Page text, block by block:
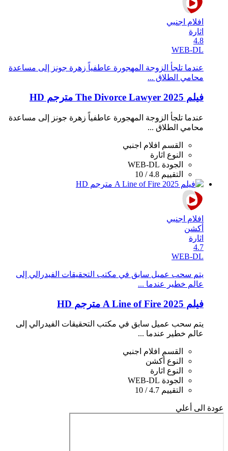
افلام اجنبي
اثارة
4.8
WEB-DL
عندما تلجأ الزوجة المهجورة عاطفياً زهرة جونز إلى مساعدة
محامي الطلاق ...
فيلم The Divorce Lawyer 2025 مترجم HD
عندما تلجأ الزوجة المهجورة عاطفياً زهرة جونز إلى مساعدة
محامي الطلاق ...
القسم
افلام اجنبي
النوع اثارة
الجودة WEB-DL
التقييم 4.8 / 10
افلام اجنبي
أكشن
اثارة
4.7
WEB-DL
يتم سحب عميل سابق في مكتب التحقيقات الفيدرالي إلى
عالم خطير عندما ...
فيلم A Line of Fire 2025 مترجم HD
يتم سحب عميل سابق في مكتب التحقيقات الفيدرالي إلى
عالم خطير عندما ...
القسم
افلام اجنبي
النوع أكشن
النوع اثارة
الجودة WEB-DL
التقييم 4.7 / 10
عودة الى أعلي